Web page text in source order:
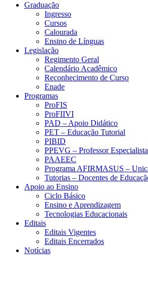
Graduação
Ingresso
Cursos
Calourada
Ensino de Línguas
Legislação
Regimento Geral
Calendário Acadêmico
Reconhecimento de Curso
Enade
Programas
ProFIS
ProFIIVI
PAD – Apoio Didático
PET – Educação Tutorial
PIBID
PPEVG – Professor
PAAEEC
Programa AFIRMASUS –
Tutorias – Docentes de
Apoio ao Ensino
Ciclo Básico
Ensino e Aprendizagem
Tecnologias Educacionais
Editais
Editais Vigentes
Editais Encerrados
Notícias